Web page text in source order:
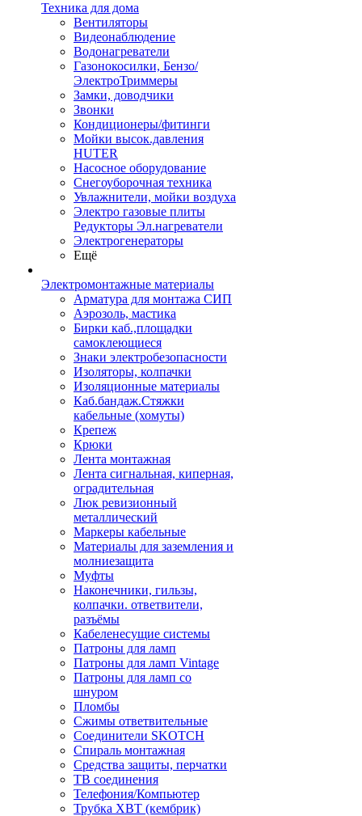
Техника для дома
Вентиляторы
Видеонаблюдение
Водонагреватели
Газонокосилки, Бензо/
ЭлектроТриммеры
Замки, доводчики
Звонки
Кондиционеры/фитинги
Мойки высок.давления
HUTER
Насосное оборудование
Снегоуборочная техника
Увлажнители, мойки воздуха
Электро газовые плиты
Редукторы Эл.нагреватели
Электрогенераторы
Ещё
Электромонтажные материалы
Арматура для монтажа СИП
Аэрозоль, мастика
Бирки каб.,площадки
самоклеющиеся
Знаки электробезопасности
Изоляторы, колпачки
Изоляционные материалы
Каб.бандаж.Стяжки
кабельные (хомуты)
Крепеж
Крюки
Лента монтажная
Лента сигнальная, киперная,
оградительная
Люк ревизионный
металлический
Маркеры кабельные
Материалы для заземления и
молниезащита
Муфты
Наконечники, гильзы,
колпачки. ответвители,
разъёмы
Кабеленесущие системы
Патроны для ламп
Патроны для ламп Vintage
Патроны для ламп со
шнуром
Пломбы
Сжимы ответвительные
Соединители SKOTCH
Спираль монтажная
Средства защиты, перчатки
ТВ соединения
Телефония/Компьютер
Трубка ХВТ (кембрик)